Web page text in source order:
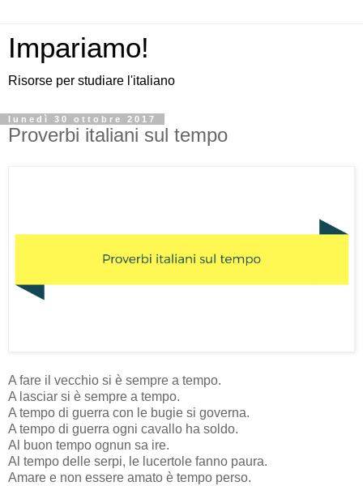
Impariamo!
Risorse per studiare l'italiano
lunedì 30 ottobre 2017
Proverbi italiani sul tempo
A fare il vecchio si è sempre a tempo.
A lasciar si è sempre a tempo.
A tempo di guerra con le bugie si governa.
A tempo di guerra ogni cavallo ha soldo.
Al buon tempo ognun sa ire.
Al tempo delle serpi, le lucertole fanno paura.
Amare e non essere amato è tempo perso.